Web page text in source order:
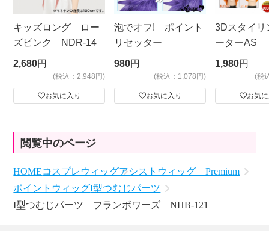
キッズロング ロー
ズピンク NDR-14
2,680円
(税込：2,948円)
お気に入り
泡でオフ! ポイント
リセッター
980円
(税込：1,078円)
お気に入り
3Dスタイリ
ーターAS
ビッグサイ
1,980円
(税
お気
閲覧中のページ
HOMEコスプレウィッグアシストウィッグ Premium
ポイントウィッグI型つむじパーツ
I型つむじパーツ フランボワーズ NHB-121